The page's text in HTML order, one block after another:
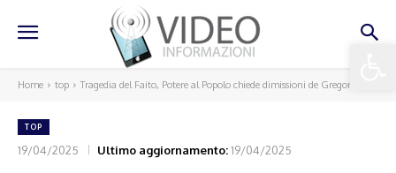
Home top Tragedia del Faito, Potere al Popolo chiede dimissioni de Gregorio
TOP
19/04/2025 Ultimo aggiornamento:19/04/2025